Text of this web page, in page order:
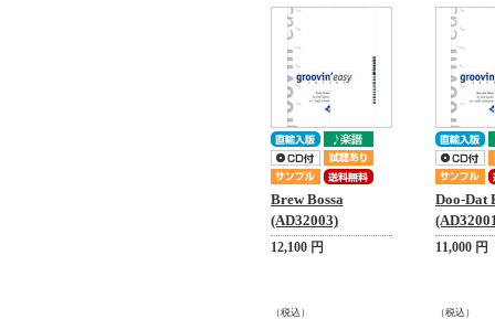
Brew Bossa
(AD32003)
12,100 円
（税込）
Doo-Dat
11,000 円
（税込）